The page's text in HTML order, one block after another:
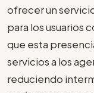
ofrecer un
para los usuarios
que esta
servicios a los
reduciendo